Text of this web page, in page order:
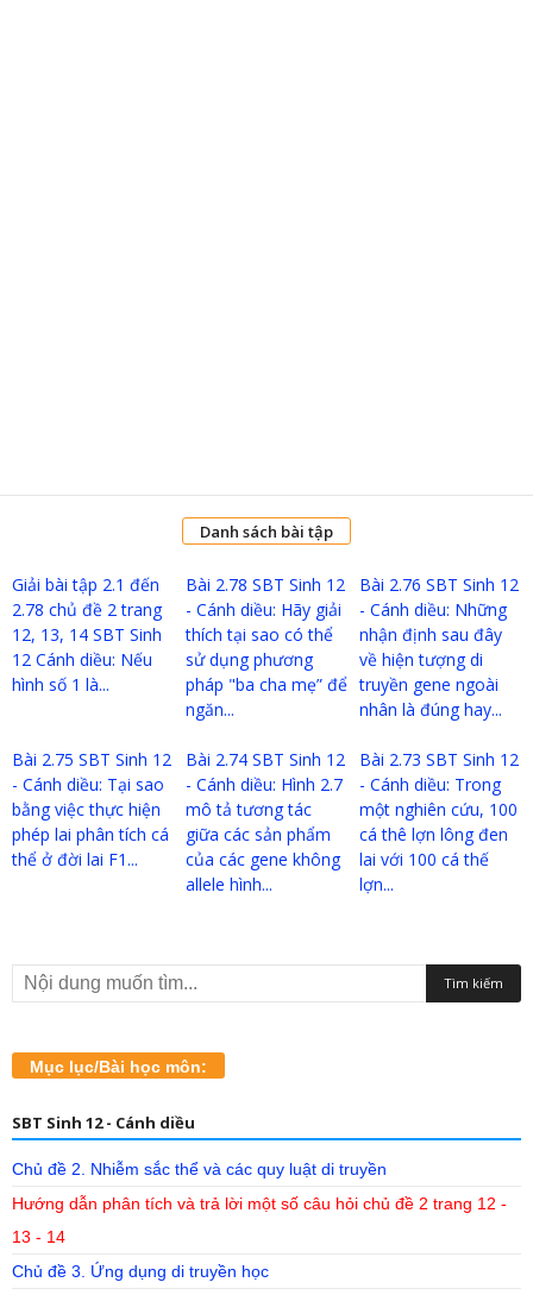
Danh sách bài tập
Giải bài tập 2.1 đến
2.78 chủ đề 2 trang
12, 13, 14 SBT Sinh
12 Cánh diều: Nếu
hình số 1 là...
Bài 2.78 SBT Sinh 12
- Cánh diều: Hãy giải
thích tại sao có thể
sử dụng phương
pháp "ba cha mẹ” để
ngăn...
Bài 2.76 SBT Sinh 12
- Cánh diều: Những
nhận định sau đây
về hiện tượng di
truyền gene ngoài
nhân là đúng hay...
Bài 2.75 SBT Sinh 12
- Cánh diều: Tại sao
bằng việc thực hiện
phép lai phân tích cá
thể ở đời lai F1...
Bài 2.74 SBT Sinh 12
- Cánh diều: Hình 2.7
mô tả tương tác
giữa các sản phẩm
của các gene không
allele hình...
Bài 2.73 SBT Sinh 12
- Cánh diều: Trong
một nghiên cứu, 100
cá thê lợn lông đen
lai với 100 cá thế
lợn...
Mục lục/Bài học môn:
SBT Sinh 12 - Cánh diều
Chủ đề 2. Nhiễm sắc thể và các quy luật di truyền
Hướng dẫn phân tích và trả lời một số câu hỏi chủ đề 2 trang 12 -
13 - 14
Chủ đề 3. Ứng dụng di truyền học